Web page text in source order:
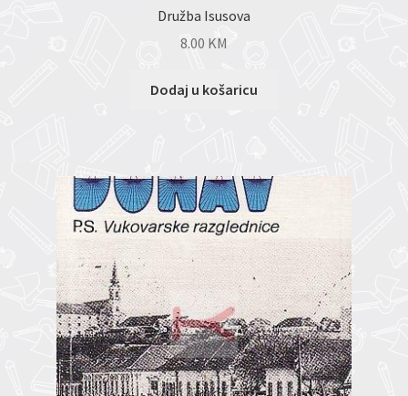
Družba Isusova
8.00 KM
Dodaj u košaricu